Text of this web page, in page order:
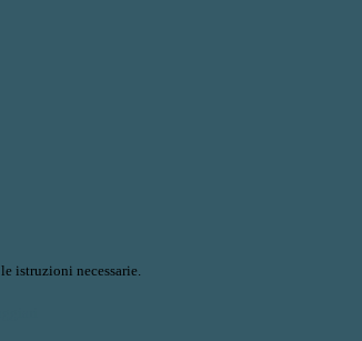
istruzioni necessarie.